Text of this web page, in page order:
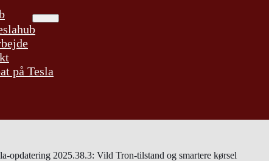
på Tesla
opdatering 2025.38.3: Vild Tron-tilstand og smartere kørsel